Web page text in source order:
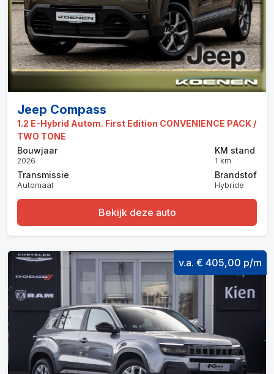
Jeep Compass
1.2 E-Hybrid Autom. First Edition CONVENIENCE PACK /
TWO TONE
Bouwjaar
2026
Transmissie
Automaat
KM stand
1 km
Brandstof
Hybride
Bekijk deze auto
v.a. € 405,00 p/m